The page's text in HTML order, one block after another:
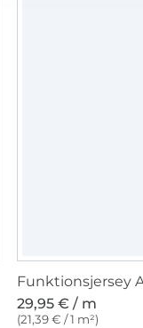
29,95 € / m
(21,39 € / 1 m²)